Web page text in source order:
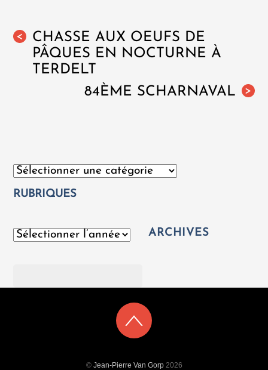
<
CHASSE AUX OEUFS DE
PÂQUES EN NOCTURNE À
TERDELT
>
84ÈME SCHARNAVAL
Catégories
RUBRIQUES
Archives ARCHIVES
© Jean-Pierre Van Gorp2026